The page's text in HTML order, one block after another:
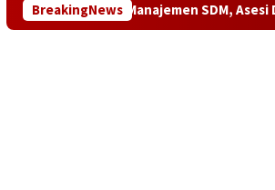
BreakingNews
Kompetensi Manajemen SDM, Asesi